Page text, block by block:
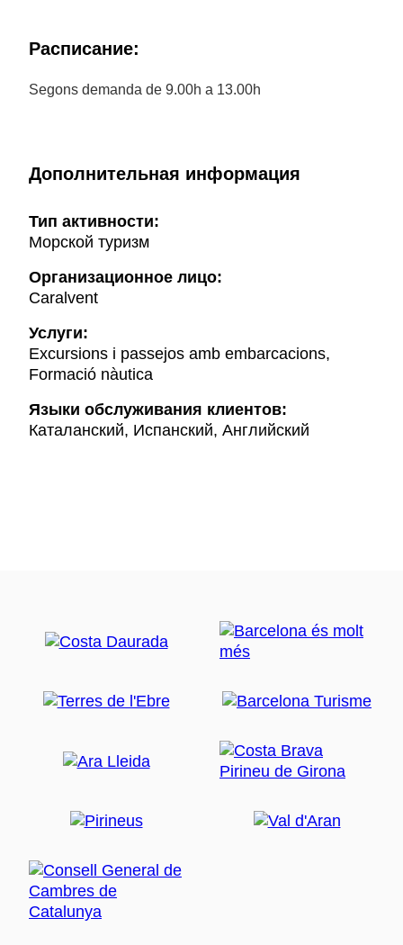
Расписание:
Segons demanda de 9.00h a 13.00h
Дополнительная информация
Тип активности:
Морской туризм
Организационное лицо:
Caralvent
Услуги:
Excursions i passejos amb embarcacions,
Formació nàutica
Языки обслуживания клиентов:
Каталанский, Испанский, Английский